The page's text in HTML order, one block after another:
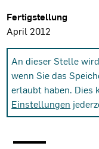
Fertigstellung
April 2012
An dieser Stelle
wenn Sie das
erlaubt haben. Dies
Einstellungen